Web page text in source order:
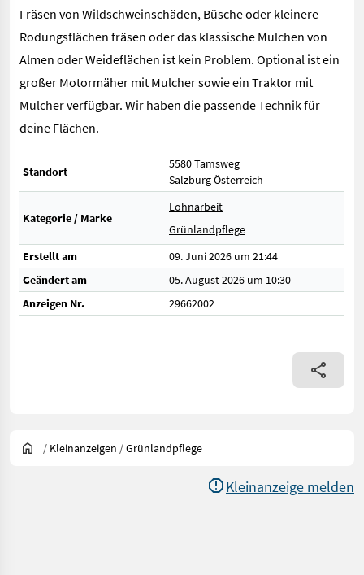
Fräsen von Wildschweinschäden, Büsche oder kleinere
Rodungsflächen fräsen oder das klassische Mulchen von
Almen oder Weideflächen ist kein Problem. Optional ist ein
großer Motormäher mit Mulcher sowie ein Traktor mit
Mulcher verfügbar. Wir haben die passende Technik für
deine Flächen.
Standort
5580 Tamsweg
SalzburgÖsterreich
Kategorie / Marke
Lohnarbeit
Grünlandpflege
Erstellt am
09. Juni 2026 um 21:44
Geändert am
05. August 2026 um 10:30
Anzeigen Nr.
29662002
/ Kleinanzeigen /Grünlandpflege
Kleinanzeige melden